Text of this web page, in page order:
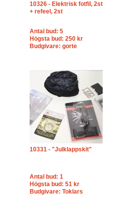
10326 - Elektrisk fotfil, 2st
+ refeel, 2st
Antal bud: 5
Högsta bud: 250 kr
Budgivare: gorte
10331 - "Julklappskit"
Antal bud: 1
Högsta bud: 51 kr
Budgivare: Toklars